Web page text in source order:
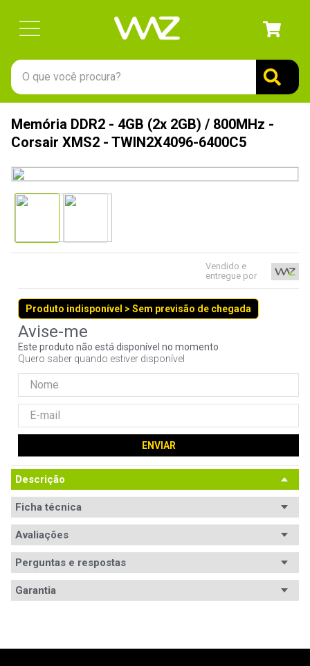
O que você procura?
Memória DDR2 - 4GB (2x 2GB) / 800MHz -
Corsair XMS2 - TWIN2X4096-6400C5
Vendido e
entregue por
Produto indisponível > Sem previsão de chegada
Este produto não está disponível no momento
Quero saber quando estiver disponível
ENVIAR
Descrição
Ficha técnica
Avaliações
Avaliações
ESCREVER AVALIAÇÃO
Perguntas e respostas
Garantia
1º
gabinete
3º
teclado
6º
mouse
8º
fractal
10º hd